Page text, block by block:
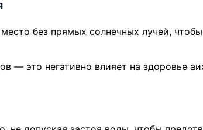
без прямых солнечных лучей,
— это негативно влияет на здоровье